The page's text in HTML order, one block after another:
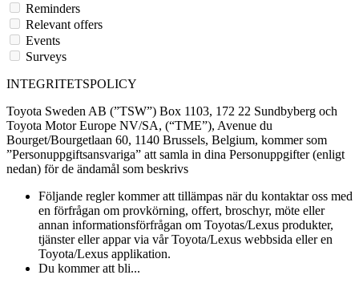
Reminders
Relevant offers
Events
Surveys
INTEGRITETSPOLICY
Toyota Sweden AB (”TSW”) Box 1103, 172 22 Sundbyberg och
Toyota Motor Europe NV/SA, (“TME”), Avenue du
Bourget/Bourgetlaan 60, 1140 Brussels, Belgium, kommer som
”Personuppgiftsansvariga” att samla in dina Personuppgifter (enligt
nedan) för de ändamål som beskrivs
Följande regler kommer att tillämpas när du kontaktar oss med
en förfrågan om provkörning, offert, broschyr, möte eller
annan informationsförfrågan om Toyotas/Lexus produkter,
tjänster eller appar via vår Toyota/Lexus webbsida eller en
Toyota/Lexus applikation.
Du kommer att bli...